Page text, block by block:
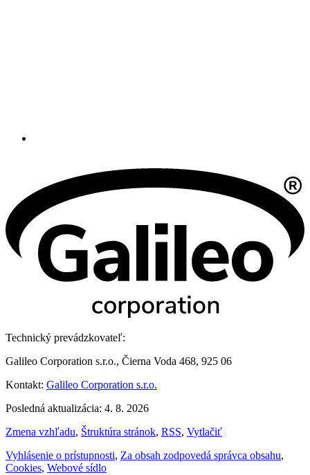
Technický prevádzkovateľ:
Galileo Corporation s.r.o., Čierna Voda 468, 925 06
Kontakt: Galileo Corporation s.r.o.
Posledná aktualizácia: 4. 8. 2026
Zmena vzhľadu, Štruktúra stránok, RSS, Vytlačiť
Vyhlásenie o prístupnosti, Za obsah zodpovedá správca obsahu,
Cookies, Webové sídlo